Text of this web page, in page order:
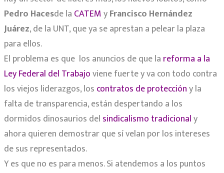
Pedro Hacesde la CATEMyFrancisco Hernández
Juárez, de la UNT, que ya se aprestan a pelear la plaza
para ellos.
El problema es que los anuncios de que la reforma a la
Ley Federal del Trabajoviene fuerte y va con todo contra
los viejos liderazgos, los contratos de proteccióny la
falta de transparencia, están despertando a los
dormidos dinosaurios del sindicalismo tradicionaly
ahora quieren demostrar que sí velan por los intereses
de sus representados.
Y es que no es para menos. Si atendemos a los puntos